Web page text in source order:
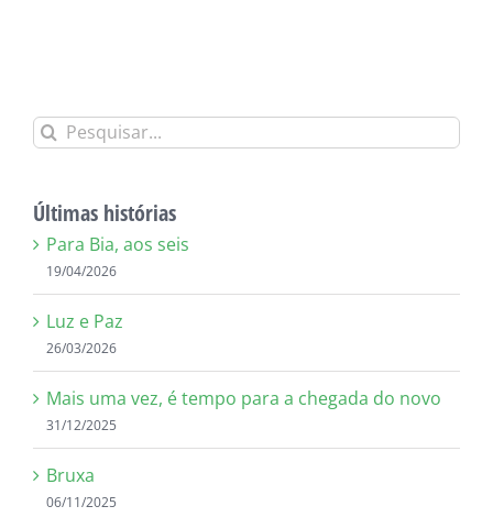
Buscar
Últimas histórias
Para Bia, aos seis
19/04/2026
Luz e Paz
26/03/2026
Mais uma vez, é tempo para a chegada do novo
31/12/2025
Bruxa
06/11/2025